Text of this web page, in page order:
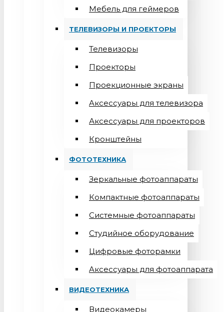
Мебель для геймеров
ТЕЛЕВИЗОРЫ И ПРОЕКТОРЫ
Телевизоры
Проекторы
Проекционные экраны
Aксессуары для телевизора
Аксессуары для проекторов
Кронштейны
ФОТОТЕХНИКА
Зеркальные фотоаппараты
Компактные фотоаппараты
Системные фотоаппараты
Студийное оборудование
Цифровые фоторамки
Aксессуары для фотоаппарата
ВИДЕОТЕХНИКА
Видеокамеры